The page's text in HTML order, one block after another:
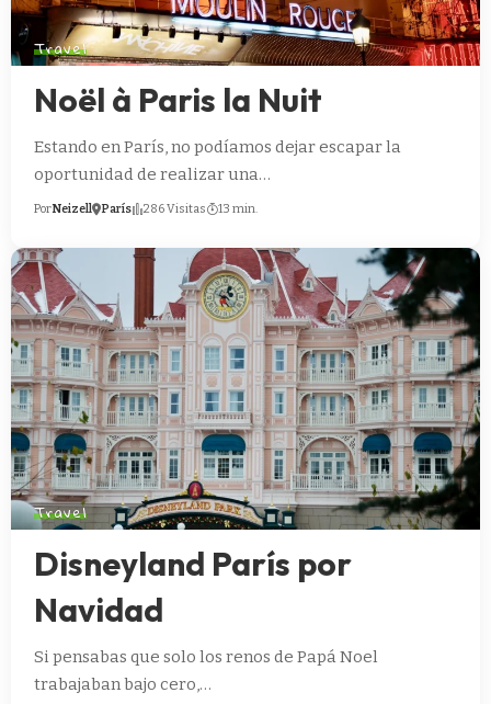
Travel
Noël à Paris la Nuit
Estando en París, no podíamos dejar escapar la
oportunidad de realizar una…
PorNeizell París 286 Visitas 13 min.
Travel
Disneyland París por
Navidad
Si pensabas que solo los renos de Papá Noel
trabajaban bajo cero,…